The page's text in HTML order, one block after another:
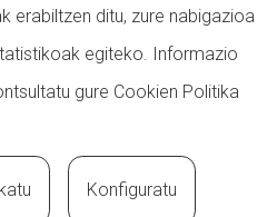
erabiltzen ditu, zure nabigazioa
egiteko. Informazio
gure Cookien Politika
Konfiguratu